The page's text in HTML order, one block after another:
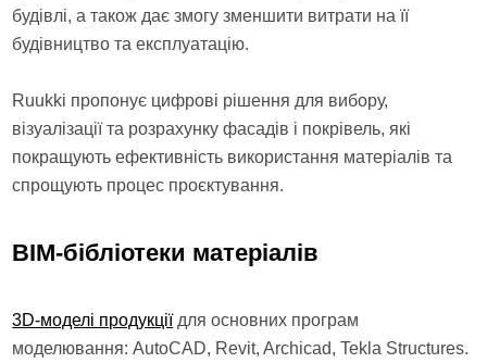
будівлі, а також дає змогу зменшити витрати на її
будівництво та експлуатацію.
Ruukki пропонує цифрові рішення для вибору,
візуалізації та розрахунку фасадів і покрівель, які
покращують ефективність використання матеріалів та
спрощують процес проєктування.
BIM-бібліотеки матеріалів
3D-моделі продукціїдля основних програм
моделювання: AutoCAD, Revit, Archicad, Tekla Structures.